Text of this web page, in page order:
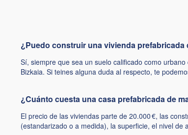
¿Puedo construir una vivienda prefabricada
Sí, siempre que sea un suelo calificado como
Bizkaia. Si teines alguna duda al respecto, te
¿Cuánto cuesta una casa prefabricada de
El precio de las viviendas parte de 20.000 €, las
(estandarizado o a medida), la superficie, el nivel de